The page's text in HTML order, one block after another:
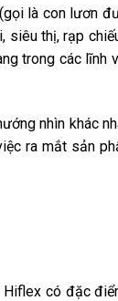
là con lươn
siêu thị, rạp
trong các lĩnh
nhìn khác
ra mắt sản
có đặc